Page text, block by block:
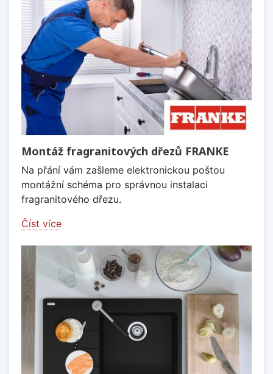
Montáž fragranitových dřezů FRANKE
Na přání vám zašleme elektronickou poštou
montážní schéma pro správnou instalaci
fragranitového dřezu.
Číst více